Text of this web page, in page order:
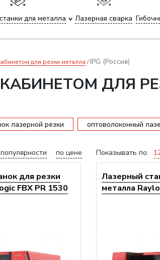
для металла Лазерная сварка
для резки металла IPG (Россия)
ДЛЯ
лазерной резки оптоволоконный
по цене Показывать по:
для резки
FBX PR 1530
Лазерный
металла